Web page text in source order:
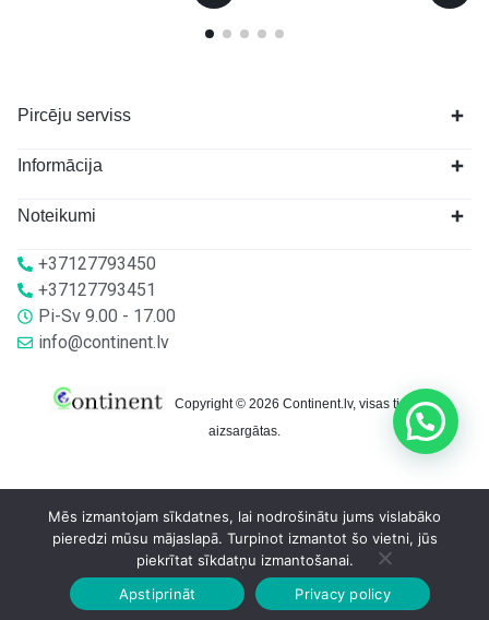
Pircēju serviss
Informācija
Noteikumi
+37127793450
+37127793451
Pi-Sv 9.00 - 17.00
info@continent.lv
Copyright © 2026 Continent.lv, visas tiesības
aizsargātas.
Sākumlapa Veikalā Grozs
Mēs izmantojam sīkdatnes, lai nodrošinātu jums vislabāko
pieredzi mūsu mājaslapā. Turpinot izmantot šo vietni, jūs
piekrītat sīkdatņu izmantošanai.
Apstiprināt
Privacy policy